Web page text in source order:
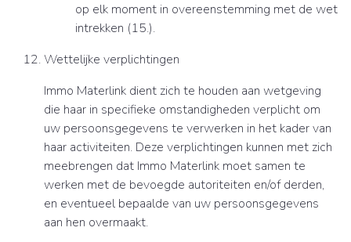
op elk moment in overeenstemming met de wet
intrekken (15.).
Wettelijke verplichtingen
Immo Materlink dient zich te houden aan wetgeving
die haar in specifieke omstandigheden verplicht om
uw persoonsgegevens te verwerken in het kader van
haar activiteiten. Deze verplichtingen kunnen met zich
meebrengen dat Immo Materlink moet samen te
werken met de bevoegde autoriteiten en/of derden,
en eventueel bepaalde van uw persoonsgegevens
aan hen overmaakt.